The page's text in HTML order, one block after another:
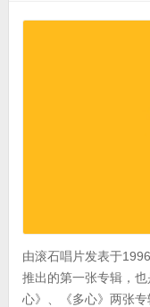
由滚石唱片发表于
推出的第一张专辑，
心》、《多心》两张